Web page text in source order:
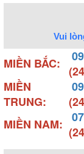
Vui
MIỀN BẮC:
MIỀN
TRUNG:
MIỀN NAM: